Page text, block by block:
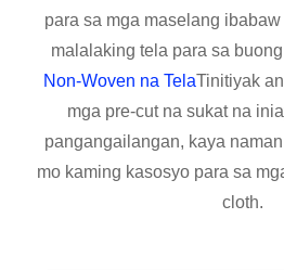
para sa mga maselang
malalaking tela para sa
Non-Woven na TelaTinitiyak
mga pre-cut na sukat na
pangangailangan, kaya
mo kaming kasosyo para sa
cloth.